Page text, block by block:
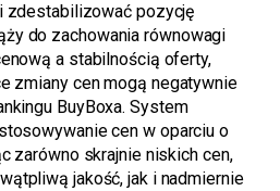
zdestabilizować pozycję
do zachowania równowagi
a stabilnością oferty,
zmiany cen mogą negatywnie
BuyBoxa. System
cen w oparciu o
zarówno skrajnie niskich cen,
jakość, jak i nadmiernie